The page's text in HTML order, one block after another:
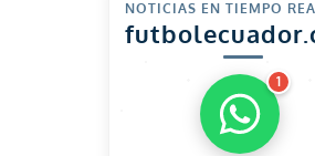
NOTICIAS EN TIEMPO
1